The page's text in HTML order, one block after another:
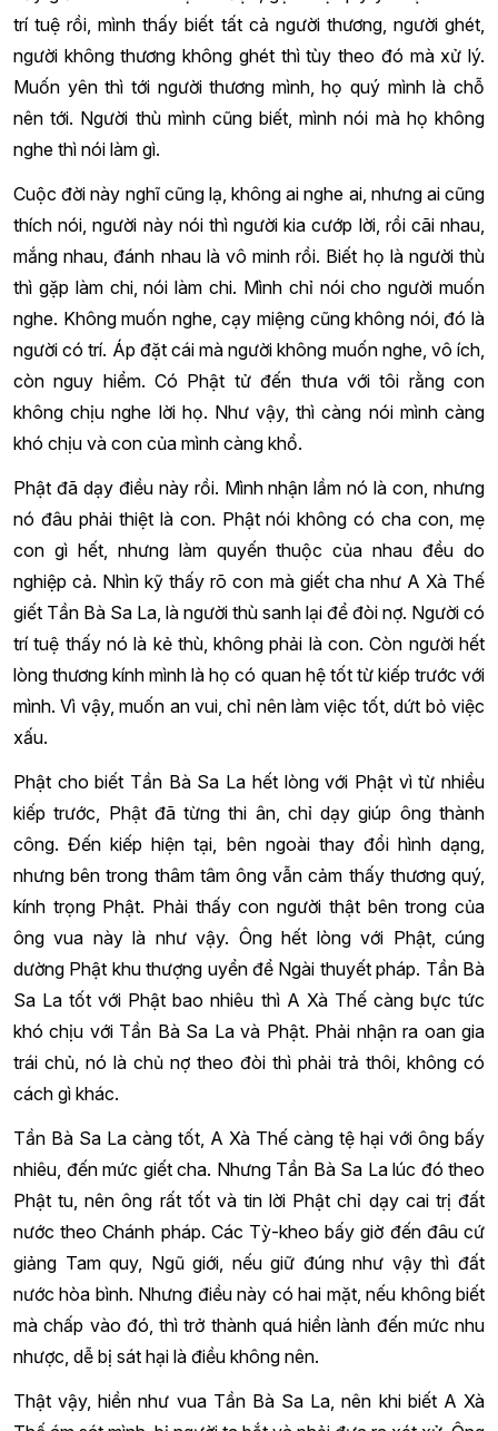
trí tuệ rồi, mình thấy biết tất cả người thương, người ghét,
người không thương không ghét thì tùy theo đó mà xử lý.
Muốn yên thì tới người thương mình, họ quý mình là chỗ
nên tới. Người thù mình cũng biết, mình nói mà họ không
nghe thì nói làm gì.
Cuộc đời này nghĩ cũng lạ, không ai nghe ai, nhưng ai cũng
thích nói, người này nói thì người kia cướp lời, rồi cãi nhau,
mắng nhau, đánh nhau là vô minh rồi. Biết họ là người thù
thì gặp làm chi, nói làm chi. Mình chỉ nói cho người muốn
nghe. Không muốn nghe, cạy miệng cũng không nói, đó là
người có trí. Áp đặt cái mà người không muốn nghe, vô ích,
còn nguy hiểm. Có Phật tử đến thưa với tôi rằng con
không chịu nghe lời họ. Như vậy, thì càng nói mình càng
khó chịu và con của mình càng khổ.
Phật đã dạy điều này rồi. Mình nhận lầm nó là con, nhưng
nó đâu phải thiệt là con. Phật nói không có cha con, mẹ
con gì hết, nhưng làm quyến thuộc của nhau đều do
nghiệp cả. Nhìn kỹ thấy rõ con mà giết cha như A Xà Thế
giết Tần Bà Sa La, là người thù sanh lại để đòi nợ. Người có
trí tuệ thấy nó là kẻ thù, không phải là con. Còn người hết
lòng thương kính mình là họ có quan hệ tốt từ kiếp trước với
mình. Vì vậy, muốn an vui, chỉ nên làm việc tốt, dứt bỏ việc
xấu.
Phật cho biết Tần Bà Sa La hết lòng với Phật vì từ nhiều
kiếp trước, Phật đã từng thi ân, chỉ dạy giúp ông thành
công. Đến kiếp hiện tại, bên ngoài thay đổi hình dạng,
nhưng bên trong thâm tâm ông vẫn cảm thấy thương quý,
kính trọng Phật. Phải thấy con người thật bên trong của
ông vua này là như vậy. Ông hết lòng với Phật, cúng
dường Phật khu thượng uyển để Ngài thuyết pháp. Tần Bà
Sa La tốt với Phật bao nhiêu thì A Xà Thế càng bực tức
khó chịu với Tần Bà Sa La và Phật. Phải nhận ra oan gia
trái chủ, nó là chủ nợ theo đòi thì phải trả thôi, không có
cách gì khác.
Tần Bà Sa La càng tốt, A Xà Thế càng tệ hại với ông bấy
nhiêu, đến mức giết cha. Nhưng Tần Bà Sa La lúc đó theo
Phật tu, nên ông rất tốt và tin lời Phật chỉ dạy cai trị đất
nước theo Chánh pháp. Các Tỳ-kheo bấy giờ đến đâu cứ
giảng Tam quy, Ngũ giới, nếu giữ đúng như vậy thì đất
nước hòa bình. Nhưng điều này có hai mặt, nếu không biết
mà chấp vào đó, thì trở thành quá hiền lành đến mức nhu
nhược, dễ bị sát hại là điều không nên.
Thật vậy, hiền như vua Tần Bà Sa La, nên khi biết A Xà